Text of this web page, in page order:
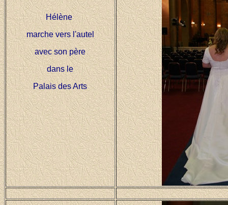
Hélène
marche vers l'autel
avec son père
dans le
Palais des Arts